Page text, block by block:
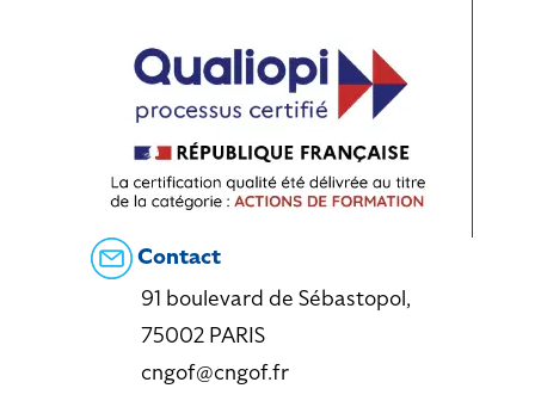
Contact
91 boulevard de Sébastopol,
75002 PARIS
cngof@cngof.fr